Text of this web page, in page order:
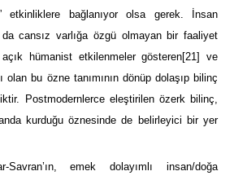
etkinliklere bağlanıyor olsa gerek. İnsan
cansız varlığa özgü olmayan bir faaliyet
hümanist etkilenmeler gösteren[21] ve
olan bu özne tanımının dönüp dolaşıp bilinç
Postmodernlerce eleştirilen özerk bilinç,
kurduğu öznesinde de belirleyici bir yer
emek dolayımlı insan/doğa